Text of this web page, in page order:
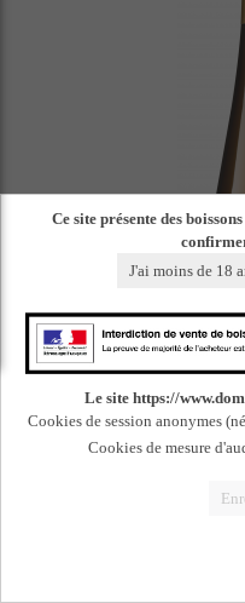
Ce site présente des
J'ai moins de 18
Le site https://
Cookies de session anonymes
Cookies de mesure